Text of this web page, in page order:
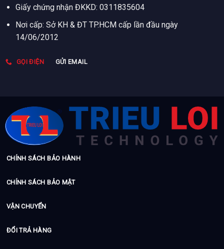
Giấy chứng nhận ĐKKD: 0311835604
Nơi cấp: Sở KH & ĐT TP.HCM cấp lần đầu ngày
14/06/2012
GỌI ĐIỆN GỬI EMAIL
CHÍNH SÁCH BẢO HÀNH
CHÍNH SÁCH BẢO MẬT
VẬN CHUYỂN
ĐỔI TRẢ HÀNG